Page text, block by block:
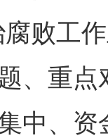
败工
、重
中、